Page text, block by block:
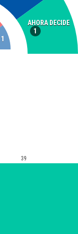
AHORA DECIDE
1
1
39